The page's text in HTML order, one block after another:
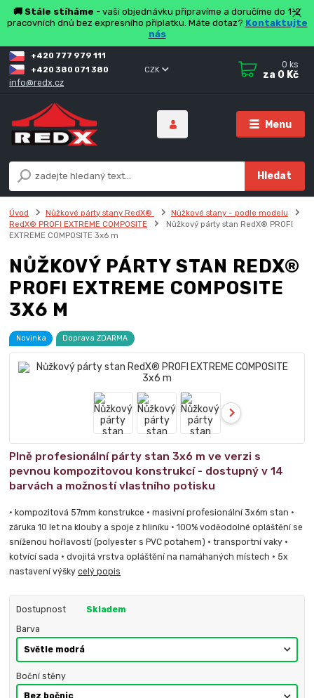
🚚 Stále stíháme - vaši objednávku připravíme a doručíme do 1-2
pracovních dnů bez expresního příplatku. Máte dotaz? Kontaktujte
nás
Menu
CZK
Hledat
+420 777 979 111
+420 380 071 380
info@redx.cz
0 ks
za 0 Kč
Úvod Nůžkové párty stany RedX®
Nůžkové stany - podle modelu
RedX® PROFI EXTREME COMPOSITE
Nůžkový párty stan RedX® PROFI
EXTREME COMPOSITE 3x6 m
NŮŽKOVÝ PÁRTY STAN REDX®
PROFI EXTREME COMPOSITE
3X6 M
Novinka Doprava ZDARMA
Plně profesionální párty stan 3x6 m ve verzi s
pevnou kompozitovou konstrukcí - dostupný v 14
barvách a možností vlastního potisku
• kompozitová 57mm konstrukce • masivní profesionální 3x6m stan •
záruka 10 let na klouby a spoje z hliníku • 100% voděodolné opláštění se
sníženou hořlavostí (polyester s PVC potahem) • transportní vaky •
kotvící sada • dvojitá vrstva opláštění na namáhaných místech • 5x
nastavení výškycelý popis
Dostupnost Skladem
Barva
Boční stěny